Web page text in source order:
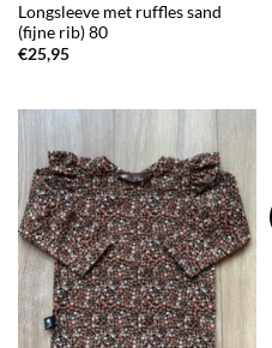
Longsleeve met ruffles sand
(fijne rib) 80
€25,95